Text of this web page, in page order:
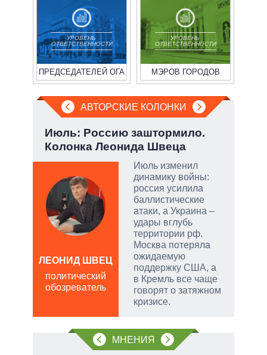
УРОВЕНЬ
ОТВЕТСТВЕННОСТИ
ПРЕДСЕДАТЕЛЕЙ ОГА
УРОВЕНЬ
ОТВЕТСТВЕННОСТИ
МЭРОВ ГОРОДОВ
АВТОРСКИЕ КОЛОНКИ
Июль: Россию заштормило.
Колонка Леонида Швеца
Июль изменил
динамику войны:
россия усилила
баллистические
атаки, а Украина –
удары вглубь
территории рф.
Москва потеряла
ожидаемую
поддержку США, а
в Кремль все чаще
говорят о затяжном
кризисе.
ЛЕОНИД ШВЕЦ
политический
обозреватель
МНЕНИЯ